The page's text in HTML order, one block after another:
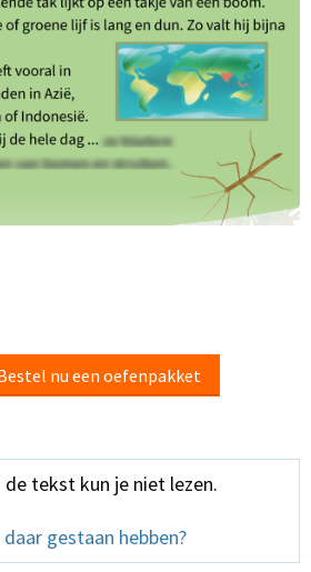
nu een oefenpakket
de tekst kun je niet lezen.
gestaan hebben?